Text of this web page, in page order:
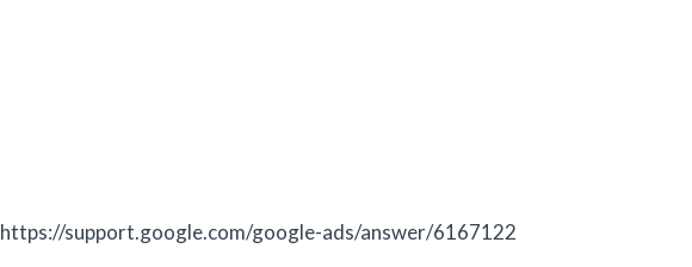
https://support.google.com/google-ads/answer/6167122